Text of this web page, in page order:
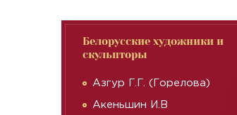
Белорусские художники и
скульпторы
Азгур Г.Г. (Горелова)
Акеньшин И.В